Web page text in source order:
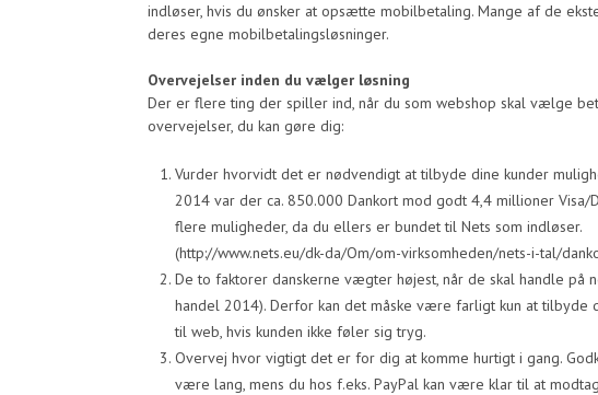
indløser, hvis du ønsker at opsætte mobilbetaling. Mange af de
deres egne mobilbetalingsløsninger.
Overvejelser inden du vælger løsning
Der er flere ting der spiller ind, når du som webshop skal vælge
overvejelser, du kan gøre dig:
Vurder hvorvidt det er nødvendigt at tilbyde dine kunder
2014 var der ca. 850.000 Dankort mod godt 4,4 millioner
flere muligheder, da du ellers er bundet til Nets som indløser.
(http://www.nets.eu/dk-da/Om/om-virksomheden/nets-i-tal/
De to faktorer danskerne vægter højest, når de skal handle på
handel 2014). Derfor kan det måske være farligt kun at tilbyde
til web, hvis kunden ikke føler sig tryg.
Overvej hvor vigtigt det er for dig at komme hurtigt i gang.
være lang, mens du hos f.eks. PayPal kan være klar til at